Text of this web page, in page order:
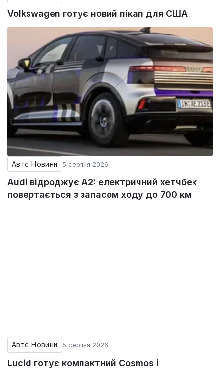
Volkswagen готує новий пікап для США
Авто Новини 5 серпня 2026
Audi відроджує A2: електричний хетчбек
повертається з запасом ходу до 700 км
Авто Новини 5 серпня 2026
Lucid готує компактний Cosmos і